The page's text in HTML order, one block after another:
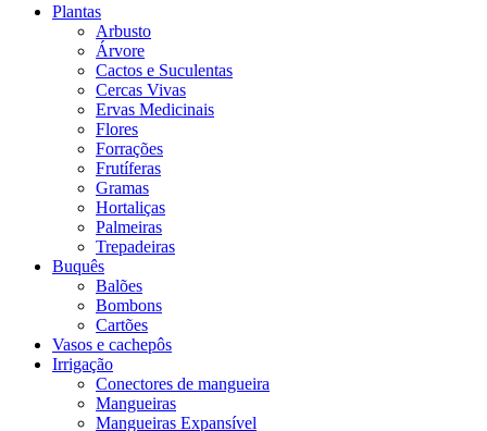
Plantas
Arbusto
Árvore
Cactos e Suculentas
Cercas Vivas
Ervas Medicinais
Flores
Forrações
Frutíferas
Gramas
Hortaliças
Palmeiras
Trepadeiras
Buquês
Balões
Bombons
Cartões
Vasos e cachepôs
Irrigação
Conectores de mangueira
Mangueiras
Mangueiras Expansível